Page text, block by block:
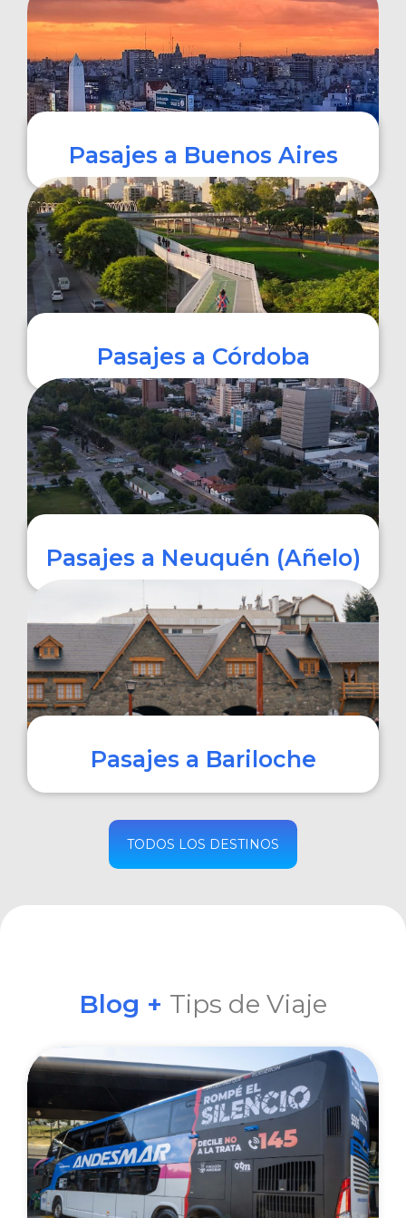
Pasajes a Buenos Aires
COMPRAR
Pasajes a Córdoba
COMPRAR
Pasajes a Neuquén (Añelo)
COMPRAR
Pasajes a Bariloche
COMPRAR
TODOS LOS DESTINOS
Blog + Tips de Viaje